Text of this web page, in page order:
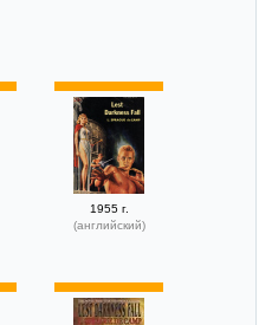
1955 г.
(английский)